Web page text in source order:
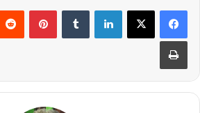
لينكدإن
طباعة